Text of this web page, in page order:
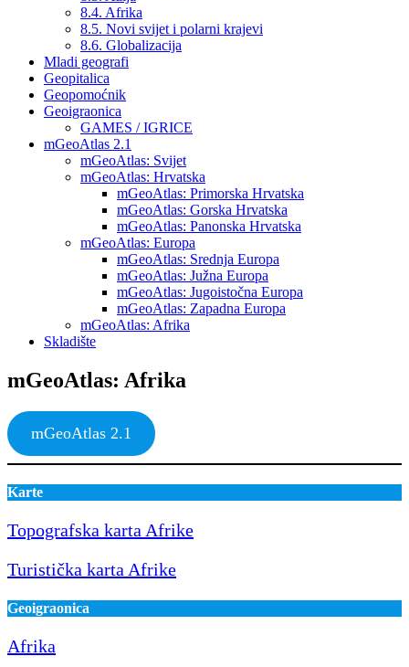
8.4. Afrika
8.5. Novi svijet i polarni krajevi
8.6. Globalizacija
Mladi geografi
Geopitalica
Geopomoćnik
Geoigraonica
GAMES / IGRICE
mGeoAtlas 2.1
mGeoAtlas: Svijet
mGeoAtlas: Hrvatska
mGeoAtlas: Primorska Hrvatska
mGeoAtlas: Gorska Hrvatska
mGeoAtlas: Panonska Hrvatska
mGeoAtlas: Europa
mGeoAtlas: Srednja Europa
mGeoAtlas: Južna Europa
mGeoAtlas: Jugoistočna Europa
mGeoAtlas: Zapadna Europa
mGeoAtlas: Afrika
Skladište
mGeoAtlas: Afrika
mGeoAtlas 2.1
Karte
Topografska karta Afrike
Turistička karta Afrike
Geoigraonica
Afrika